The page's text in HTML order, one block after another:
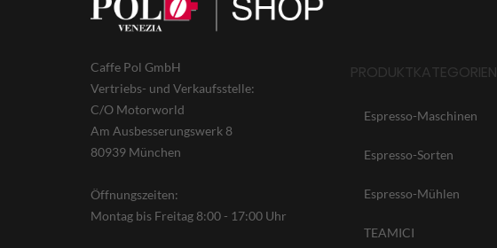
Caffe Pol GmbH
Vertriebs- und Verkaufsstelle:
C/O Motorworld
Am Ausbesserungswerk 8
80939 München
Öffnungszeiten:
Montag bis Freitag 8:00 - 17:00 Uhr
PRODUKTKATEGORIEN
Espresso-Maschinen
Espresso-Sorten
Espresso-Mühlen
TEAMICI